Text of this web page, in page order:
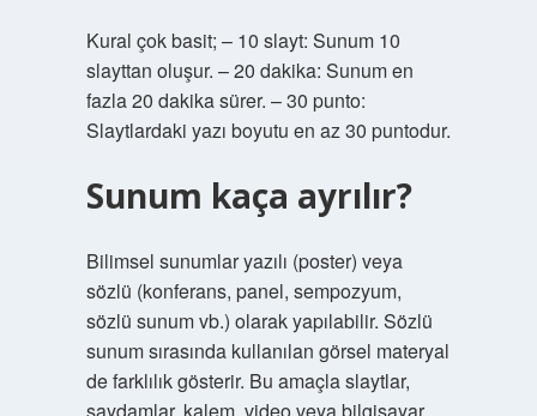
Kural çok basit; – 10 slayt: Sunum 10
slayttan oluşur. – 20 dakika: Sunum en
fazla 20 dakika sürer. – 30 punto:
Slaytlardaki yazı boyutu en az 30 puntodur.
Sunum kaça ayrılır?
Bilimsel sunumlar yazılı (poster) veya
sözlü (konferans, panel, sempozyum,
sözlü sunum vb.) olarak yapılabilir. Sözlü
sunum sırasında kullanılan görsel materyal
de farklılık gösterir. Bu amaçla slaytlar,